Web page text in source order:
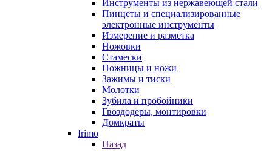
Инструменты из нержавеющей стали
Пинцеты и специализированные
электронные инструменты
Измерение и разметка
Ножовки
Стамески
Ножницы и ножи
Зажимы и тиски
Молотки
Зубила и пробойники
Гвоздодеры, монтировки
Домкраты
Irimo
Назад